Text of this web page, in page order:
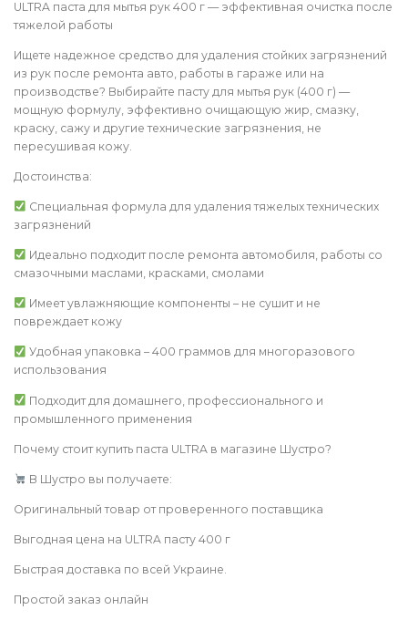
ULTRA паста для мытья рук 400 г — эффективная очистка после
тяжелой работы
Ищете надежное средство для удаления стойких загрязнений
из рук после ремонта авто, работы в гараже или на
производстве? Выбирайте пасту для мытья рук (400 г) —
мощную формулу, эффективно очищающую жир, смазку,
краску, сажу и другие технические загрязнения, не
пересушивая кожу.
Достоинства:
Специальная формула для удаления тяжелых технических
загрязнений
Идеально подходит после ремонта автомобиля, работы со
смазочными маслами, красками, смолами
Имеет увлажняющие компоненты – не сушит и не
повреждает кожу
Удобная упаковка – 400 граммов для многоразового
использования
Подходит для домашнего, профессионального и
промышленного применения
Почему стоит купить паста ULTRA в магазине Шустро?
В Шустро вы получаете:
Оригинальный товар от проверенного поставщика
Выгодная цена на ULTRA пасту 400 г
Быстрая доставка по всей Украине.
Простой заказ онлайн